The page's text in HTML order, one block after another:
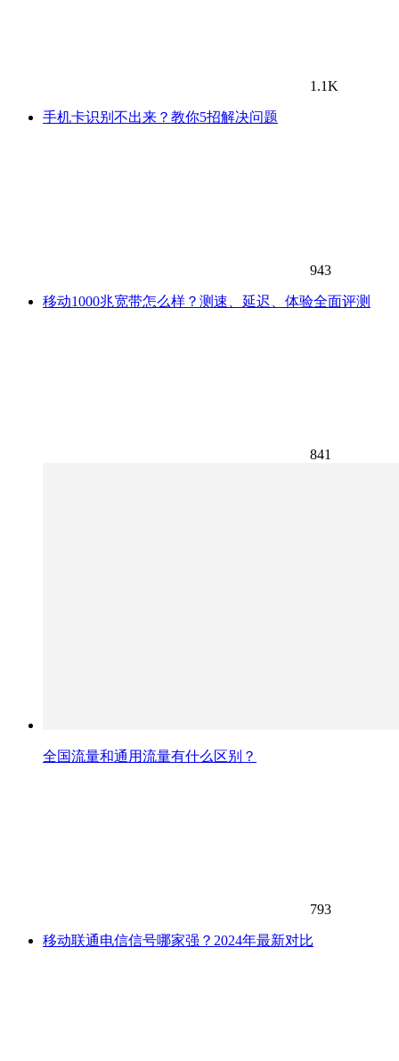
1.1K
手机卡识别不出来？教你5招解决问题
943
移动1000兆宽带怎么样？测速、延迟、体验全面评测
841
全国流量和通用流量有什么区别？
793
移动联通电信信号哪家强？2024年最新对比